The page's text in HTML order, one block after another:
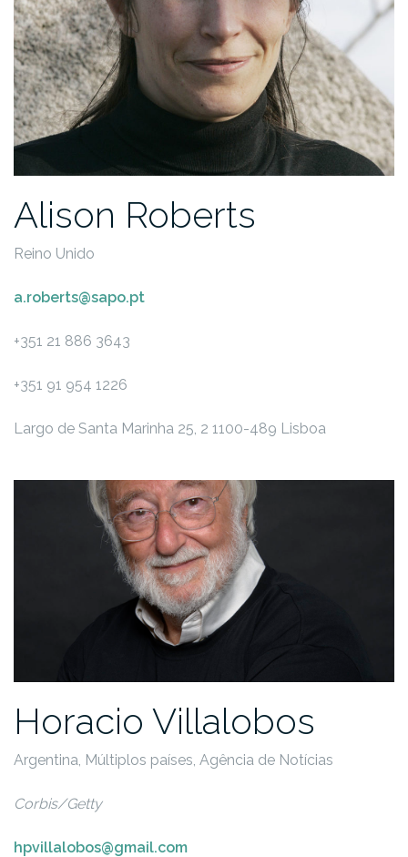
Alison Roberts
Reino Unido
a.roberts@sapo.pt
+351 21 886 3643
+351 91 954 1226
Largo de Santa Marinha 25, 2 1100-489 Lisboa
Horacio Villalobos
Argentina, Múltiplos países, Agência de Notícias
Corbis/Getty
hpvillalobos@gmail.com